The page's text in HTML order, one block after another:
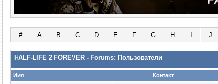
# A B C D E F G H J
HALF-LIFE 2 FOREVER - Forums: Пользователи
Имя Контакт